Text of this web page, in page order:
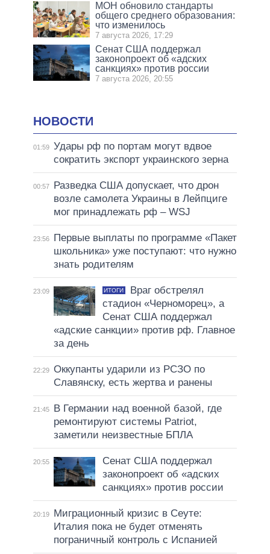
МОН обновило стандарты
общего среднего образования:
что изменилось
7 августа 2026, 17:29
Сенат США поддержал
законопроект об «адских
санкциях» против россии
7 августа 2026, 20:55
НОВОСТИ
01:59 Удары рф по портам могут вдвое
сократить экспорт украинского зерна
00:57
Разведка США допускает, что дрон
возле самолета Украины в Лейпциге
мог принадлежать рф – WSJ
23:56
Первые выплаты по программе «Пакет
школьника» уже поступают: что нужно
знать родителям
23:09 ИТОГИ
Враг обстрелял
стадион «Черноморец», а
Сенат США поддержал
«адские санкции» против рф. Главное
за день
22:29 Оккупанты ударили из РСЗО по
Славянску, есть жертва и ранены
21:45
В Германии над военной базой, где
ремонтируют системы Patriot,
заметили неизвестные БПЛА
20:55
Сенат США поддержал
законопроект об «адских
санкциях» против россии
20:19
Миграционный кризис в Сеуте:
Италия пока не будет отменять
пограничный контроль с Испанией